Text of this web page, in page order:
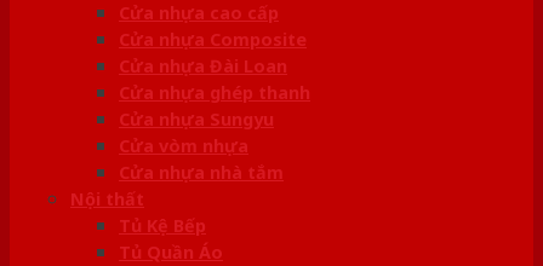
Cửa nhựa cao cấp
Cửa nhựa Composite
Cửa nhựa Đài Loan
Cửa nhựa ghép thanh
Cửa nhựa Sungyu
Cửa vòm nhựa
Cửa nhựa nhà tắm
Nội thất
Tủ Kệ Bếp
Tủ Quần Áo